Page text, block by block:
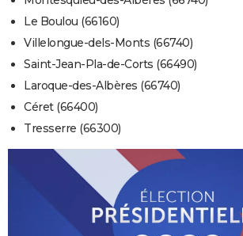
Le Boulou (66160)
Villelongue-dels-Monts (66740)
Saint-Jean-Pla-de-Corts (66490)
Laroque-des-Albères (66740)
Céret (66400)
Tresserre (66300)